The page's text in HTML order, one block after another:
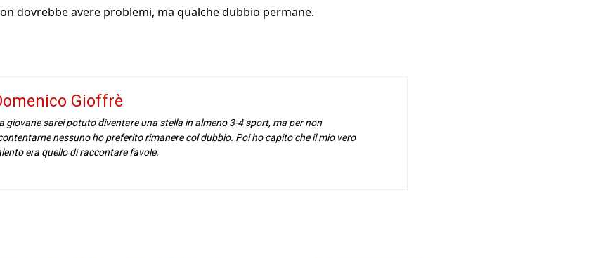
dovrebbe avere problemi, ma qualche dubbio permane.
Gioffrè
giovane sarei potuto diventare una stella in almeno 3-4 sport, ma per non
nessuno ho preferito rimanere col dubbio. Poi ho capito che il mio vero
era quello di raccontare favole.